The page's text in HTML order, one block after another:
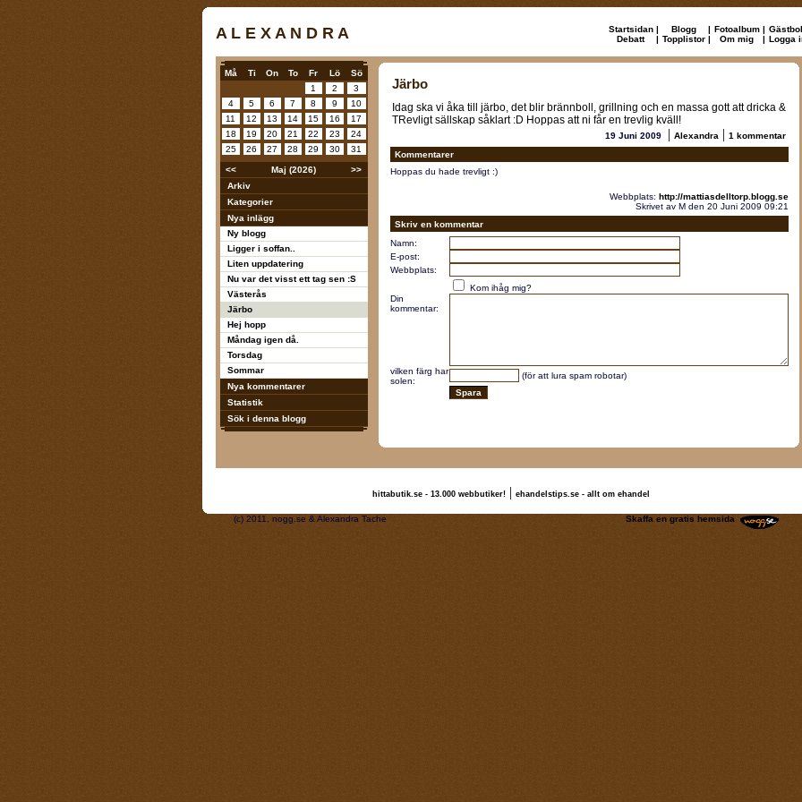
A L E X A N D R A Startsidan | Blogg | Fotoalbum |
Debatt
| Topplistor | Om mig | Logga
Må Ti On To Fr Lö
Sö
1
2
3
4
5 6 7 8 9
10
11
12 13 14 15 16
17
18
19 20 21 22 23
24
25
26 27 28 29 30 31
<< Maj (2026)
>>
Arkiv
Kategorier
Nya inlägg
Ny blogg
Ligger i soffan..
Liten uppdatering
Nu var det visst ett tag sen :S
Västerås
Järbo
Hej hopp
Måndag igen då.
Torsdag
Sommar
Nya kommentarer
Statistik
Sök i denna blogg
Järbo
Idag ska vi åka till järbo, det blir brännboll, grillning och en massa gott att dricka &
TRevligt sällskap såklart :D Hoppas att ni får en trevlig kväll!
19 Juni 2009 | Alexandra | 1 kommentar
Kommentarer
Hoppas du hade trevligt :)
Webbplats: http://mattiasdelltorp.blogg.se
Skrivet av M den 20 Juni 2009 09:21
Skriv en kommentar
Namn:
E-post:
Webbplats:
Kom ihåg mig?
Din
kommentar:
vilken färg har
solen:
(för att lura spam robotar)
hittabutik.se - 13.000 webbutiker!| ehandelstips.se - allt om ehandel
(c) 2011, nogg.se & Alexandra Tache Skaffa en gratis hemsida